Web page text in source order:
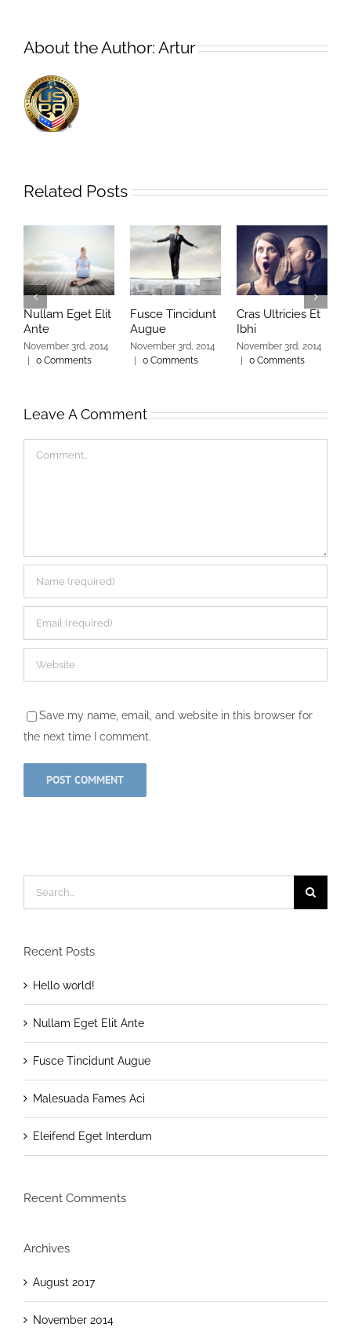
About the Author: Artur
Related Posts
Nullam Eget Elit
Ante
November 3rd, 2014
0 Comments
Fusce Tincidunt
Augue
November 3rd, 2014
0 Comments
Cras Ultricies Et
Ibhi
November 3rd, 2014
0 Comments
Leave A Comment
Comment
Save my name, email, and website in this browser for
the next time I comment.
for:
Recent Posts
Hello world!
Nullam Eget Elit Ante
Fusce Tincidunt Augue
Malesuada Fames Aci
Eleifend Eget Interdum
Recent Comments
Archives
August 2017
November 2014